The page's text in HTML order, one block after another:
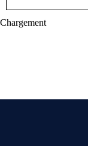
Chargement